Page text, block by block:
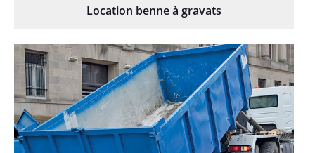
Location benne à gravats